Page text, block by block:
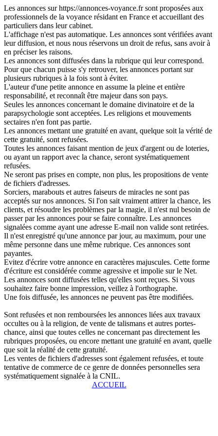
Les annonces sur https://annonces-voyance.fr sont proposées aux
professionnels de la voyance résidant en France et accueillant des
particuliers dans leur cabinet.
L'affichage n'est pas automatique. Les annonces sont vérifiées avant
leur diffusion, et nous nous réservons un droit de refus, sans avoir à
en préciser les raisons.
Les annonces sont diffusées dans la rubrique qui leur correspond.
Pour que chacun puisse s'y retrouver, les annonces portant sur
plusieurs rubriques à la fois sont à éviter.
L'auteur d'une petite annonce en assume la pleine et entière
responsabilité, et reconnaît être majeur dans son pays.
Seules les annonces concernant le domaine divinatoire et de la
parapsychologie sont acceptées. Les religions et mouvements
sectaires n'en font pas partie.
Les annonces mettant une gratuité en avant, quelque soit la vérité de
cette gratuité, sont refusées.
Toutes les annonces faisant mention de jeux d'argent ou de loteries,
ou ayant un rapport avec la chance, seront systématiquement
refusées.
Ne seront pas prises en compte, non plus, les propositions de vente
de fichiers d'adresses.
Sorciers, marabouts et autres faiseurs de miracles ne sont pas
acceptés sur nos annonces. Si l'on sait vraiment attirer la chance, les
clients, et résoudre les problèmes par la magie, il n'est nul besoin de
passer par les annonces pour se faire connaître. Les annonces
signalées comme ayant une adresse E-mail non valide sont retirées.
Il n'est enregistré qu'une annonce par jour, au maximum, pour une
même personne dans une même rubrique. Ces annonces sont
payantes.
Evitez d'écrire votre annonce en caractères majuscules. Cette forme
d'écriture est considérée comme agressive et impolie sur le Net.
Les annonces sont diffusées telles qu'elles sont reçues. Si vous
souhaitez faire bonne impression, veillez à l'orthographe.
Une fois diffusée, les annonces ne peuvent pas être modifiées.
Sont refusées et non remboursées les annonces liées aux travaux
occultes ou à la religion, de vente de talismans et autres portes-
chance, ainsi que toutes celles ne concernant pas directement les
rubriques proposées, ou encore mettant une gratuité en avant, quelle
que soit la réalité de cette gratuité.
Les ventes de fichiers d'adresses sont également refusées, et toute
tentative de commerce de ce genre de données personnelles sera
systématiquement signalée à la CNIL.
ACCUEIL